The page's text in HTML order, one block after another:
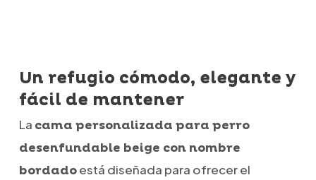
Un refugio cómodo, elegante y
fácil de mantener
La cama personalizada para perro
desenfundable beige con nombre
bordadoestá diseñada para ofrecer el